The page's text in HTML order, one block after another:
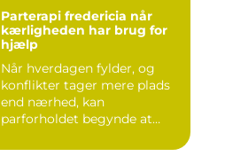
Parterapi fredericia når
kærligheden har brug for
hjælp
Når hverdagen fylder, og
konflikter tager mere plads
end nærhed, kan
parforholdet begynde at